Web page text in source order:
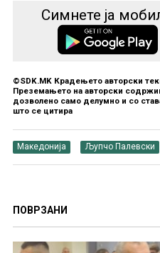
Симнете ја
©SDK.MK Крадењето авторски
Преземањето на авторски
дозволено само делумно и со
што се цитира
Македонија Љупчо Палевски
ПОВРЗАНИ